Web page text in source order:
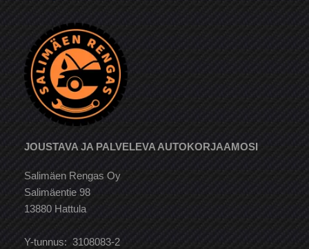
JOUSTAVA JA PALVELEVA AUTOKORJAAMOSI
Salimäen Rengas Oy
Salimäentie 98
13880 Hattula
Y-tunnus: 3108083-2